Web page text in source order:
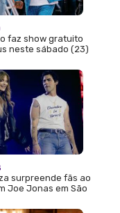
faz show gratuito
neste sábado (23)
surpreende fãs ao
Joe Jonas em São